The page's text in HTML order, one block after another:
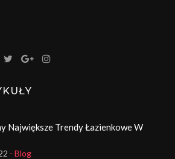
Największe Trendy Łazienkowe W
- Blog